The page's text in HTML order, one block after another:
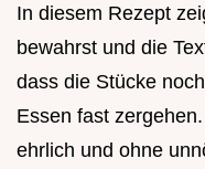
In diesem Rezept
bewahrst und die
dass die Stücke
Essen fast
ehrlich und ohne